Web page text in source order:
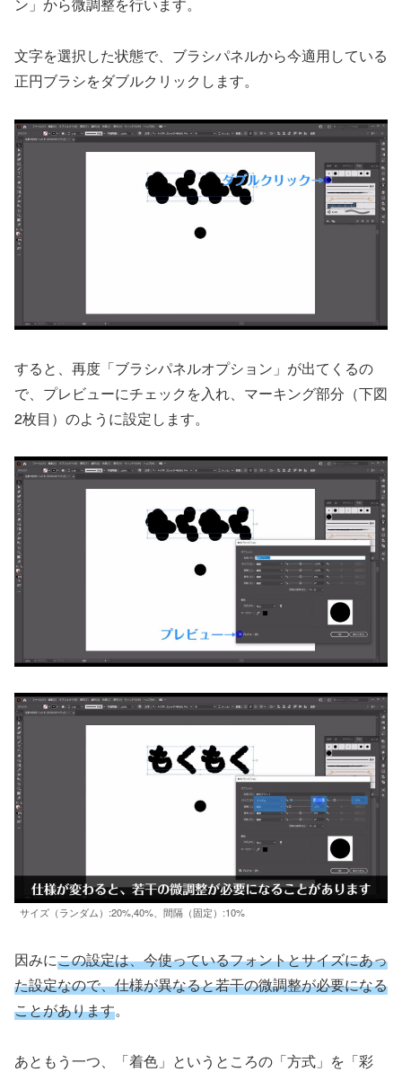
ン」から微調整を行います。
文字を選択した状態で、ブラシパネルから今適用している
正円ブラシをダブルクリックします。
すると、再度「ブラシパネルオプション」が出てくるの
で、プレビューにチェックを入れ、マーキング部分（下図
2枚目）のように設定します。
サイズ（ランダム）:20%,40%、間隔（固定）:10%
因みにこの設定は、今使っているフォントとサイズにあっ
た設定なので、仕様が異なると若干の微調整が必要になる
ことがあります。
あともう一つ、「着色」というところの「方式」を「彩